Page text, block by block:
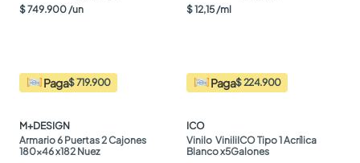
$749.900 /un
Paga$ 719.900
M+DESIGN
Armario 6 Puertas 2 Cajones
180x46 x182 Nuez
$12,15 /ml
Paga$ 224.900
ICO
Vinilo  ViniliICO Tipo 1 Acrílica
Blanco x5Galones